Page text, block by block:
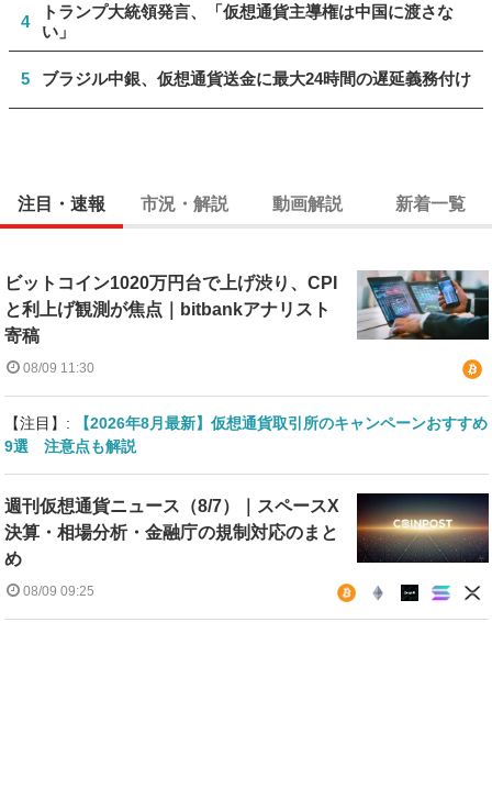
4
トランプ大統領発言、「仮想通貨主導権は中国に渡さな
い」
5 ブラジル中銀、仮想通貨送金に最大24時間の遅延義務付け
注目・速報 市況・解説 動画解説 新着一覧
ビットコイン1020万円台で上げ渋り、CPI
と利上げ観測が焦点｜bitbankアナリスト
寄稿
08/09 11:30
【注目】:
【2026年8月最新】仮想通貨取引所のキャンペーンおすすめ
9選 注意点も解説
週刊仮想通貨ニュース（8/7）｜スペースX
決算・相場分析・金融庁の規制対応のまと
め
08/09 09:25